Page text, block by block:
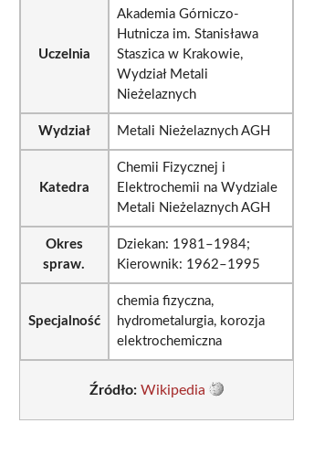
Uczelnia
Akademia Górniczo-
Hutnicza im. Stanisława
Staszica w Krakowie,
Wydział Metali
Nieżelaznych
Wydział Metali Nieżelaznych AGH
Katedra
Chemii Fizycznej i
Elektrochemii na Wydziale
Metali Nieżelaznych AGH
Okres
spraw.
Dziekan: 1981–1984;
Kierownik: 1962–1995
Specjalność
chemia fizyczna,
hydrometalurgia, korozja
elektrochemiczna
Źródło: Wikipedia